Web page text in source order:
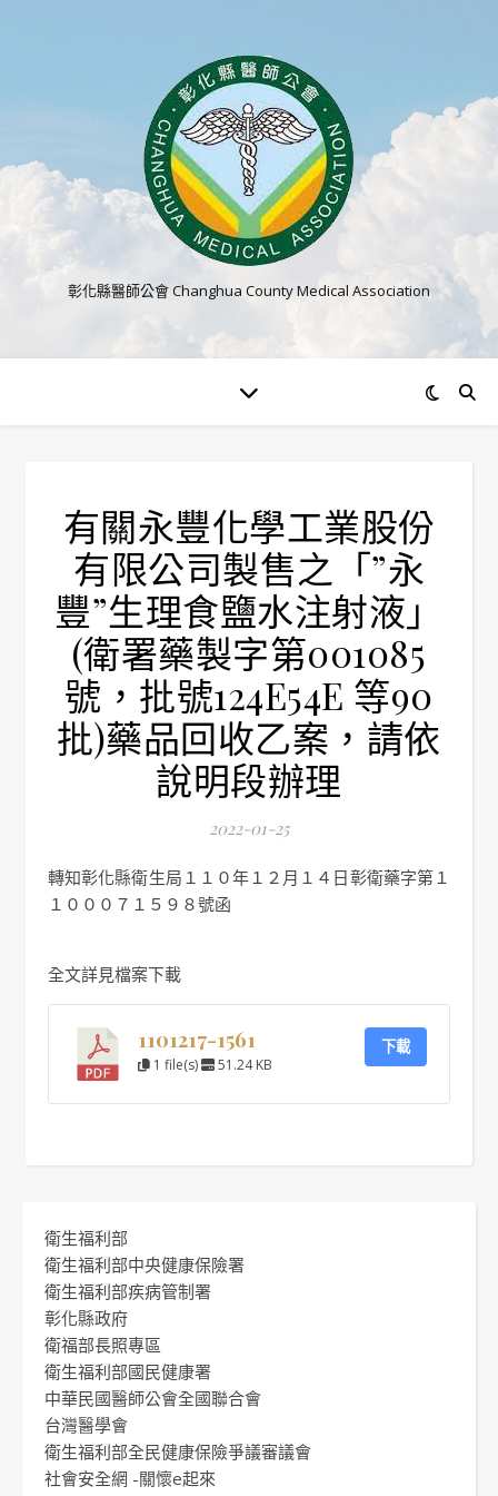
彰化縣醫師公會 Changhua County Medical Association
有關永豐化學工業股份
有限公司製售之「”永
豐”生理食鹽水注射液」
(衛署藥製字第001085
號，批號124E54E 等90
批)藥品回收乙案，請依
說明段辦理
2022-01-25
轉知彰化縣衛生局１１０年１２月１４日彰衛藥字第１
１０００７１５９８號函
全文詳見檔案下載
1101217-1561
1 file(s) 51.24 KB
下載
衛生福利部
衛生福利部中央健康保險署
衛生福利部疾病管制署
彰化縣政府
衛福部長照專區
衛生福利部國民健康署
中華民國醫師公會全國聯合會
台灣醫學會
衛生福利部全民健康保險爭議審議會
社會安全網 -關懷e起來